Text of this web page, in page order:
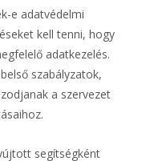
e adatvédelmi
kell tenni, hogy
adatkezelés.
szabályzatok,
a szervezet
segítségként